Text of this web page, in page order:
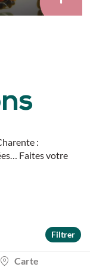
:
Faites votre
Filtrer
Carte